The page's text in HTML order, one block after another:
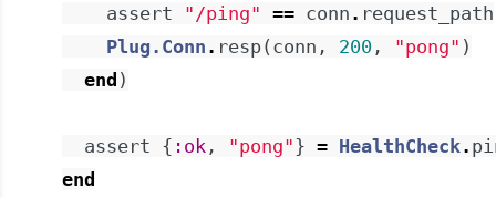
assert
"/ping" == conn . request_path
Plug.Conn . resp( conn , 200 , "pong" )
end )
assert { :ok , "pong"} = HealthCheck.
end